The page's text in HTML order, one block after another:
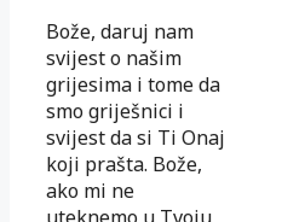
Bože, daruj nam
svijest o našim
grijesima i tome da
smo griješnici i
svijest da si Ti Onaj
koji prašta. Bože,
ako mi ne